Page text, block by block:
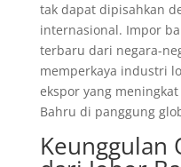
tak dapat dipisahkan
internasional. Impor
terbaru dari negara-
memperkaya industri
ekspor yang
Bahru di panggung
Keunggulan